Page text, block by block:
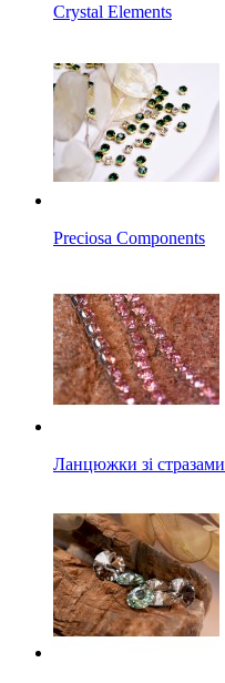
Crystal Elements
Preciosa Components
Ланцюжки зі стразами